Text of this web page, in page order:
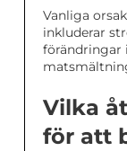
Vanliga
inkluderar
förändringar
Vilka
för att